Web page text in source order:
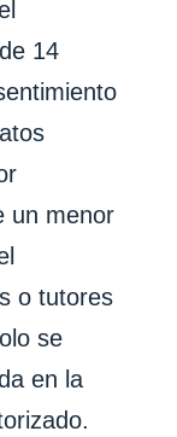
14
un menor
o tutores
se
en la